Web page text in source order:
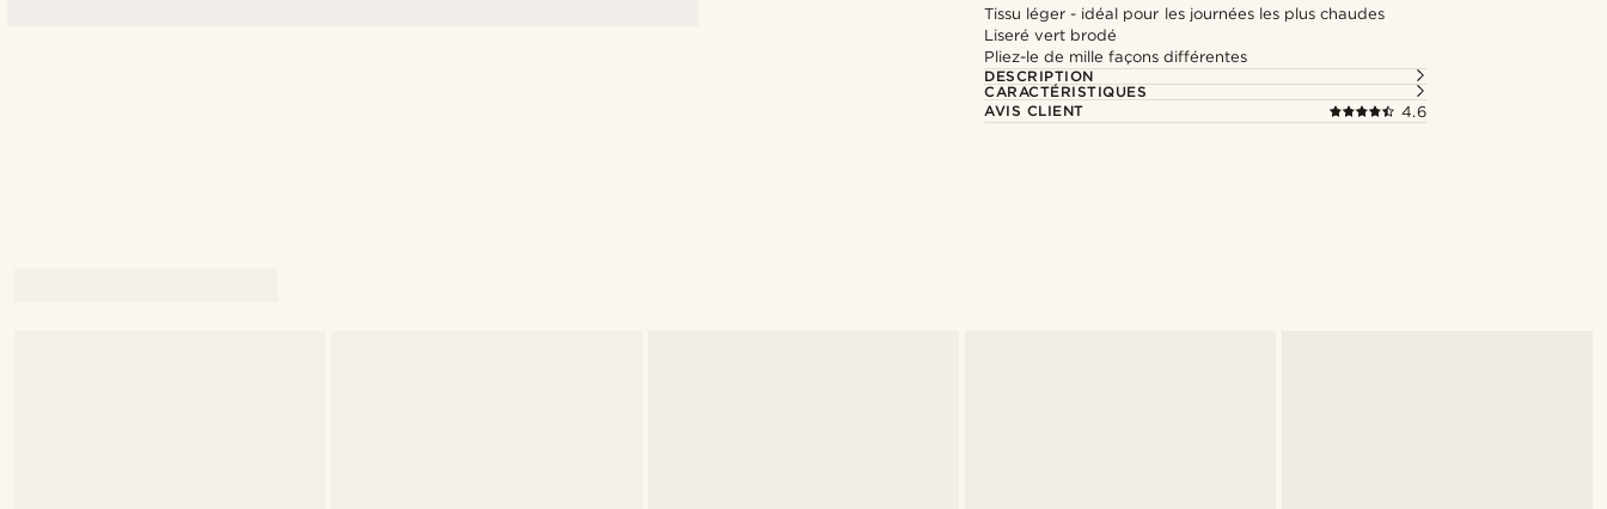
Tissu léger - idéal pour les journées les plus chaudes
Liseré vert brodé
Pliez-le de mille façons différentes
DESCRIPTION
CARACTÉRISTIQUES
AVIS CLIENT
4.6